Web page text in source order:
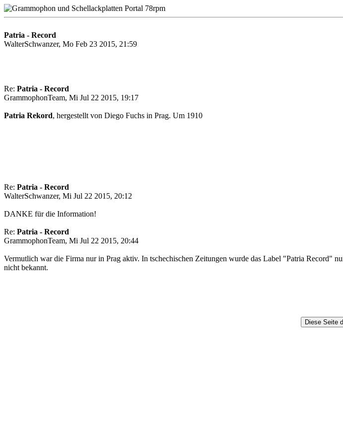
Patria - Record
WalterSchwanzer, Mo Feb 23 2015, 21:59
Re: Patria - Record
GrammophonTeam, Mi Jul 22 2015, 19:17
Patria Rekord, hergestellt von Diego Fuchs in Prag. Um 1910
Re: Patria - Record
WalterSchwanzer, Mi Jul 22 2015, 20:12
DANKE für die Information!
Re: Patria - Record
GrammophonTeam, Mi Jul 22 2015, 20:44
Vermutlich war die Firma nur in Prag aktiv. In tschechischen Zeitungen wurde das Label "Patria Record"
nicht bekannt.